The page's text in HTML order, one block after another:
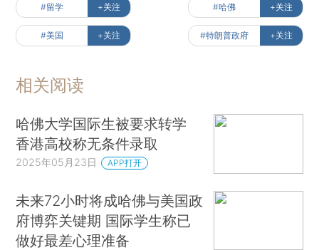
#留学 +关注 #哈佛 +关注
#美国 +关注 #特朗普政府 +关注
相关阅读
哈佛大学国际生被要求转学
香港高校称无条件录取
2025年05月23日 APP打开
未来72小时将成哈佛与美国政
府博弈关键期 国际学生称已
做好最差心理准备